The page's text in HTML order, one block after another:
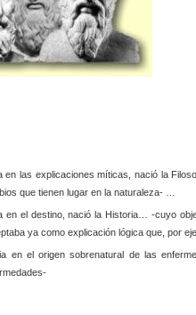
en las explicaciones míticas, nació la
que tienen lugar en la naturaleza- …
en el destino, nació la Historia… -cuyo
ya como explicación lógica que, por
en el origen sobrenatural de las